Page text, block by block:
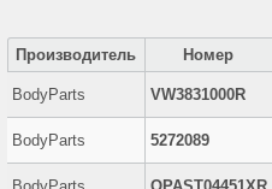
Производитель Номер
BodyParts VW3831000R
BodyParts 5272089